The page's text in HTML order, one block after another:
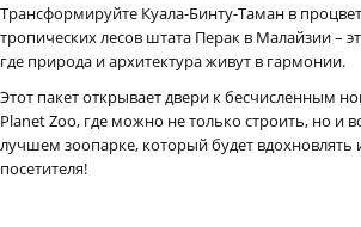
Трансформируйте Куала-Бинту-Таман в
тропических лесов штата Перак в Малайзии –
где природа и архитектура живут в гармонии.
Этот пакет открывает двери к бесчисленным
Planet Zoo, где можно не только строить, но и
лучшем зоопарке, который будет вдохновлять
посетителя!